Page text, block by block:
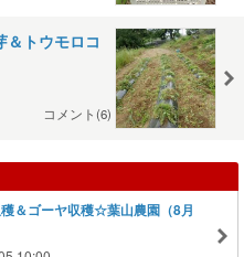
＆トウモロコ
コメント(6)
＆ゴーヤ収穫☆葉山農園（8月